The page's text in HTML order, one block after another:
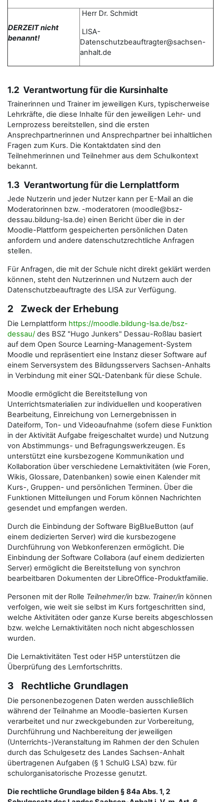
DERZEIT nicht
benannt!
Herr Dr. Schmidt
LISA-
Datenschutzbeauftragter@sachsen-
anhalt.de
1.2 Verantwortung für die Kursinhalte
Trainerinnen und Trainer im jeweiligen Kurs, typischerweise
Lehrkräfte, die diese Inhalte für den jeweiligen Lehr- und
Lernprozess bereitstellen, sind die ersten
Ansprechpartnerinnen und Ansprechpartner bei inhaltlichen
Fragen zum Kurs. Die Kontaktdaten sind den
Teilnehmerinnen und Teilnehmer aus dem Schulkontext
bekannt.
1.3 Verantwortung für die Lernplattform
Jede Nutzerin und jeder Nutzer kann per E-Mail an die
Moderatorinnen bzw. -moderatoren (moodle@bsz-
dessau.bildung-lsa.de) einen Bericht über die in der
Moodle-Plattform gespeicherten persönlichen Daten
anfordern und andere datenschutzrechtliche Anfragen
stellen.
Für Anfragen, die mit der Schule nicht direkt geklärt werden
können, steht den Nutzerinnen und Nutzern auch der
Datenschutzbeauftragte des LISA zur Verfügung.
2 Zweck der Erhebung
Die Lernplattform https://moodle.bildung-lsa.de/bsz-
dessau/ des BSZ "Hugo Junkers" Dessau-Roßlau basiert
auf dem Open Source Learning-Management-System
Moodle und repräsentiert eine Instanz dieser Software auf
einem Serversystem des Bildungsservers Sachsen-Anhalts
in Verbindung mit einer SQL-Datenbank für diese Schule.
Moodle ermöglicht die Bereitstellung von
Unterrichtsmaterialien zur individuellen und kooperativen
Bearbeitung, Einreichung von Lernergebnissen in
Dateiform, Ton- und Videoaufnahme (sofern diese Funktion
in der Aktivität Aufgabe freigeschaltet wurde) und Nutzung
von Abstimmungs- und Befragungswerkzeugen. Es
unterstützt eine kursbezogene Kommunikation und
Kollaboration über verschiedene Lernaktivitäten (wie Foren,
Wikis, Glossare, Datenbanken) sowie einen Kalender mit
Kurs-, Gruppen- und persönlichen Terminen. Über die
Funktionen Mitteilungen und Forum können Nachrichten
gesendet und empfangen werden.
Durch die Einbindung der Software BigBlueButton (auf
einem dedizierten Server) wird die kursbezogene
Durchführung von Webkonferenzen ermöglicht. Die
Einbindung der Software Collabora (auf einem dedizierten
Server) ermöglicht die Bereitstellung von synchron
bearbeitbaren Dokumenten der LibreOffice-Produktfamilie.
Personen mit der Rolle Teilnehmer/in bzw. Trainer/in können
verfolgen, wie weit sie selbst im Kurs fortgeschritten sind,
welche Aktivitäten oder ganze Kurse bereits abgeschlossen
bzw. welche Lernaktivitäten noch nicht abgeschlossen
wurden.
Die Lernaktivitäten Test oder H5P unterstützen die
Überprüfung des Lernfortschritts.
3 Rechtliche Grundlagen
Die personenbezogenen Daten werden ausschließlich
während der Teilnahme an Moodle-basierten Kursen
verarbeitet und nur zweckgebunden zur Vorbereitung,
Durchführung und Nachbereitung der jeweiligen
(Unterrichts-)Veranstaltung im Rahmen der den Schulen
durch das Schulgesetz des Landes Sachsen-Anhalt
übertragenen Aufgaben (§ 1 SchulG LSA) bzw. für
schulorganisatorische Prozesse genutzt.
Die rechtliche Grundlage bilden § 84a Abs. 1, 2